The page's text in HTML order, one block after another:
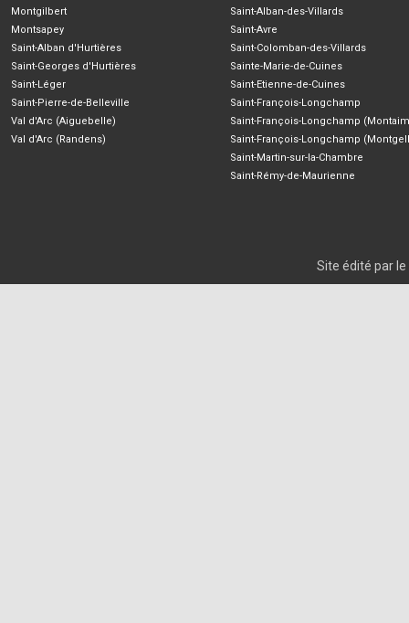
Montgilbert
Montsapey
Saint-Alban d'Hurtières
Saint-Georges d'Hurtières
Saint-Léger
Saint-Pierre-de-Belleville
Val d'Arc (Aiguebelle)
Val d'Arc (Randens)
Saint-Alban-des-Villards
Saint-Avre
Saint-Colomban-des-Villards
Sainte-Marie-de-Cuines
Saint-Etienne-de-Cuines
Saint-François-Longchamp
Saint-François-Longchamp
Saint-François-Longchamp
Saint-Martin-sur-la-Chambre
Saint-Rémy-de-Maurienne
Site édité par